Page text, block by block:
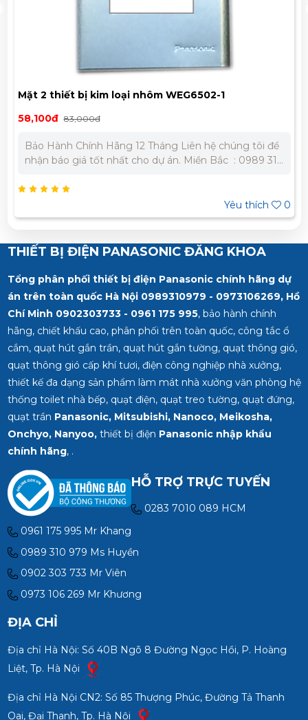
Mặt 2 thiết bị kim loại nhôm WEG6502-1
58,100đ 83,000đ
Bảo Hành Chính Hãng 12 Tháng Liên hệ chúng tôi để
nhận báo giá tốt nhất cho dự án. Miền Bắc : 0989 310
332 980
Yêu thích
0
THIẾT BỊ ĐIỆN PANASONIC ĐĂNG KHOA
Tổng phân phối thiết bị điện Panasonic chính hãng dự
án trên toàn quốc Hà Nội 0989310979 - 0973106269, Hồ
Chí Minh 0902303733 - 0961 175 995, bảo hành chính
hãng, chiết khấu cao, phân phối trên toàn quốc, công tắc ổ
cắm, quạt hút gắn trần, quạt hút gắn tường, quạt thông gió,
quạt thông gió cấp khí tươi, điện công nghiệp nhà xưởng,
thiết kế đa dạng sản phẩm làm mát nhà xưởng văn phòng hệ
thống toilet nhà bếp, quạt điện, quạt treo tường, quạt đứng,
quạt trần Panasonic, Mitsubishi, Nanoco, Meikosha,
Onchyo, Nanyoo,thiết bị điện Panasonic nhập khẩu
chính hãng, .
HỖ TRỢ TRỰC TUYẾN
0283 7010 089 HCM
0961 175 995 Mr Khang
0989 310 979 Ms Huyền
0902 303 733 Mr Viên
0973 106 269 Mr Khương
ĐỊA CHỈ
Địa chỉ Hà Nội: Số 40B Ngõ 8 Đường Ngọc Hồi, P. Hoàng
Liệt, Tp. Hà Nội
Địa chỉ Hà Nội CN2: Số 85 Thượng Phúc, Đường Tả Thanh
Oai, Đại Thanh, Tp. Hà Nội